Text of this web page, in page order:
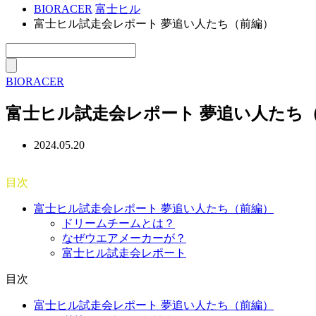
BIORACER 富士ヒル
富士ヒル試走会レポート 夢追い人たち（前編）
BIORACER
富士ヒル試走会レポート 夢追い人たち
2024.05.20
目次
富士ヒル試走会レポート 夢追い人たち（前編）
ドリームチームとは？
なぜウエアメーカーが？
富士ヒル試走会レポート
目次
富士ヒル試走会レポート 夢追い人たち（前編）